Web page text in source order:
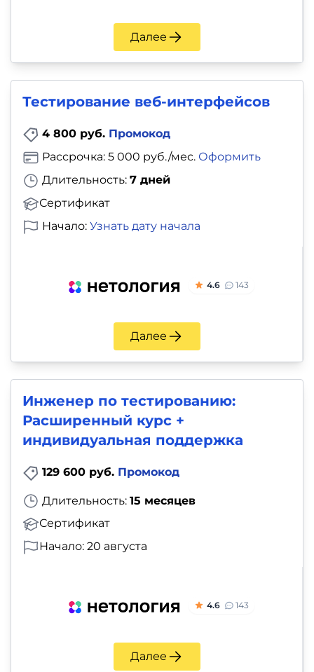
Далее
Тестирование веб-интерфейсов
4 800 руб. Промокод
Длительность: 7 дней
Сертификат
Рассрочка: 5 000 руб./мес. Оформить
Начало: Узнать дату начала
4.6 143
Далее
Инженер по тестированию:
Расширенный курс +
индивидуальная поддержка
129 600 руб. Промокод
Длительность: 15 месяцев
Сертификат
Начало: 20 августа
4.6 143
Далее